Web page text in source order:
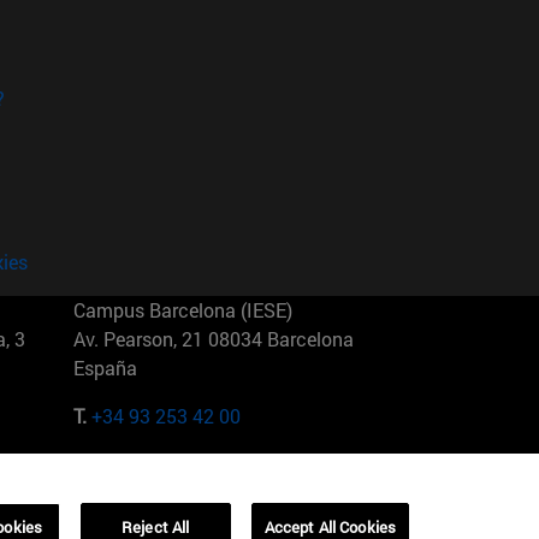
3
Campus Barcelona (IESE)
Av. Pearson, 21 08034 Barcelona
España
T.+34 93 253 42 00
01321001 Bela Vista Brasil
Reject All Accept All Cookies